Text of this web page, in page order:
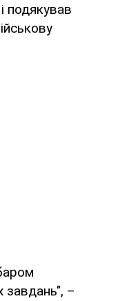
і подякував
завдань", –